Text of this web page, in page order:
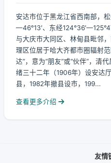
安达市位于黑龙江省西南部，
—46°13′、东经
与大庆市大同区、林甸县毗邻
理区位居于哈大齐都市圈辐射
达”，意为“朋友”或“伙伴”，清
绪三十二年（1906年）设安达
县，1982年撤县设市，199...
查看更多介绍
友情